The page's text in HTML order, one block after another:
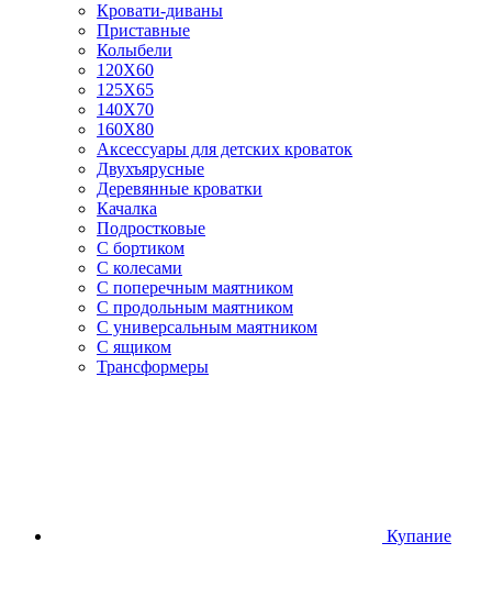
Кровати-диваны
Приставные
Колыбели
120Х60
125X65
140Х70
160Х80
Аксессуары для детских кроваток
Двухъярусные
Деревянные кроватки
Качалка
Подростковые
С бортиком
С колесами
С поперечным маятником
С продольным маятником
С универсальным маятником
С ящиком
Трансформеры
Купание